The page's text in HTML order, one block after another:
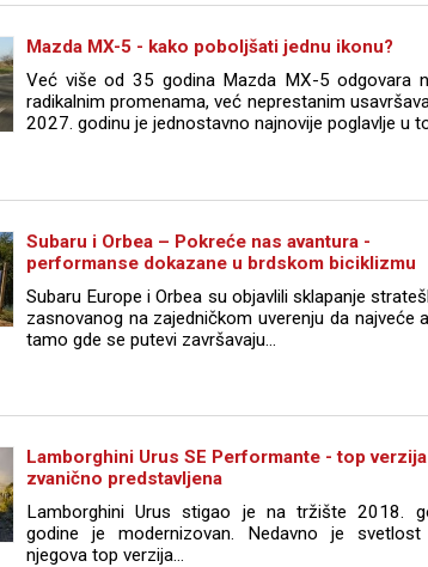
Mazda MX-5 - kako poboljšati jednu ikonu?
Već više od 35 godina Mazda MX-5 odgovara
radikalnim promenama, već neprestanim
2027. godinu je jednostavno najnovije poglavlje u
Subaru i Orbea – Pokreće nas avantura -
performanse dokazane u brdskom biciklizmu
Subaru Europe i Orbea su objavlili sklapanje
zasnovanog na zajedničkom uverenju da najveće
tamo gde se putevi završavaju...
Lamborghini Urus SE Performante - top verzija
zvanično predstavljena
Lamborghini Urus stigao je na tržište 2018.
godine je modernizovan. Nedavno je svetlost
njegova top verzija...